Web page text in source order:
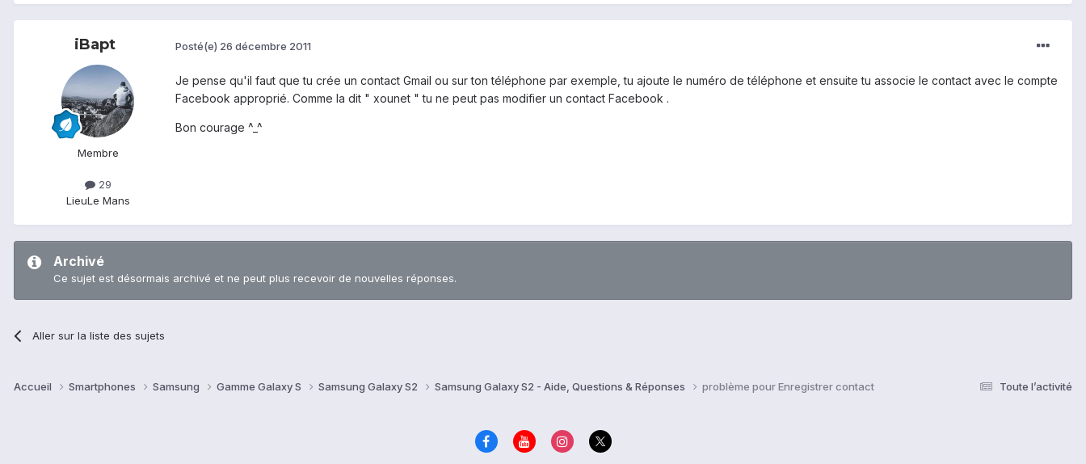
iBapt
Membre
29
LieuLe Mans
Posté(e) 26 décembre 2011
Je pense qu'il faut que tu crée un contact Gmail ou sur ton téléphone par exemple, tu ajoute le numéro de téléphone et ensuite tu associe le contact avec le compte
Facebook approprié. Comme la dit " xounet " tu ne peut pas modifier un contact Facebook .
Bon courage ^_^
Archivé
Ce sujet est désormais archivé et ne peut plus recevoir de nouvelles réponses.
Aller sur la liste des sujets
Toute l’activité
Accueil Smartphones Samsung Gamme Galaxy S Samsung Galaxy S2 Samsung Galaxy S2 - Aide, Questions & Réponses problème pour Enregistrer contact